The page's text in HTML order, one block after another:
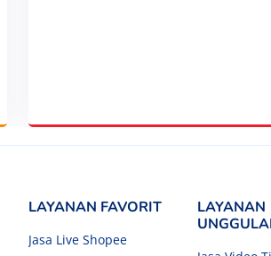
LAYANAN FAVORIT
Jasa Live Shopee
LAYANAN